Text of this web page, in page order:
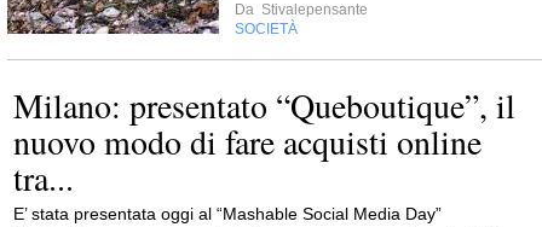
Da Stivalepensante
SOCIETÀ
Milano: presentato “Queboutique”, il
nuovo modo di fare acquisti online
tra...
E’ stata presentata oggi al “Mashable Social Media Day”